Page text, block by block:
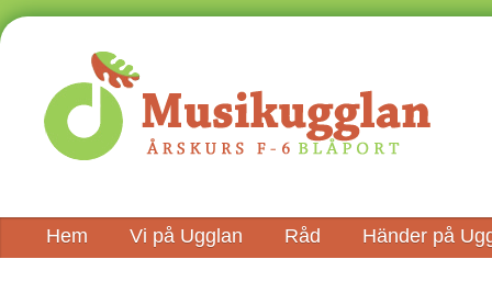
Hem Vi på Ugglan Råd Händer på